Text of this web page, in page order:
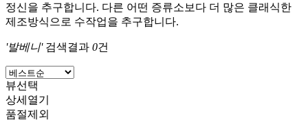
정신을 추구합니다. 다른 어떤 증류소보다 더 많은 클래식한
제조방식으로 수작업을 추구합니다.
'발베니'검색결과 0건
뷰선택
상세열기
품절제외